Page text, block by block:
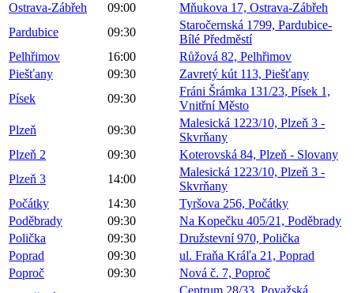
Ostrava-Zábřeh
09:00
Mňukova 17, Ostrava-Zábřeh
Pardubice
09:30
Staročernská 1799, Pardubice-
Bílé Předměstí
Pelhřimov
16:00
Růžová 82, Pelhřimov
Piešťany
09:30
Zavretý kút 113, Piešťany
Písek
09:30
Fráni Šrámka 131/23, Písek 1,
Vnitřní Město
Plzeň
09:30
Malesická 1223/10, Plzeň 3 -
Skvrňany
Plzeň 2
09:30
Koterovská 84, Plzeň - Slovany
Plzeň 3
14:00
Malesická 1223/10, Plzeň 3 -
Skvrňany
Počátky
14:30
Tyršova 256, Počátky
Poděbrady
09:30
Na Kopečku 405/21, Poděbrady
Polička
09:30
Družstevní 970, Polička
Poprad
09:30
ul. Fraňa Kráľa 21, Poprad
Poproč
09:30
Nová č. 7, Poproč
Centrum 28/33, Považská